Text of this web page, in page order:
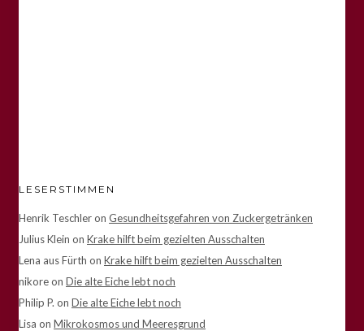
LESERSTIMMEN
Henrik Teschleron Gesundheitsgefahren von Zuckergetränken
Julius Klein on Krake hilft beim gezielten Ausschalten
Lena aus Fürth on Krake hilft beim gezielten Ausschalten
nikoreon Die alte Eiche lebt noch
Philip P. on Die alte Eiche lebt noch
Lisa on Mikrokosmos und Meeresgrund